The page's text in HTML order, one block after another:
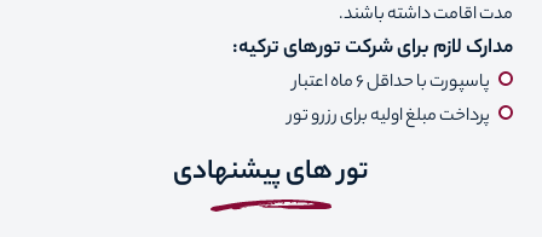
مدت اقامت داشته باشند.
مدارک لازم برای شرکت تورهای ترکیه:
پاسپورت با حداقل ۶ ماه اعتبار
پرداخت مبلغ اولیه برای رزرو تور
تور های پیشنهادی